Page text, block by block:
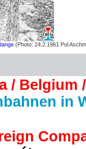
(Photo: 24.2.1961 Pol
/ Belgium /
in